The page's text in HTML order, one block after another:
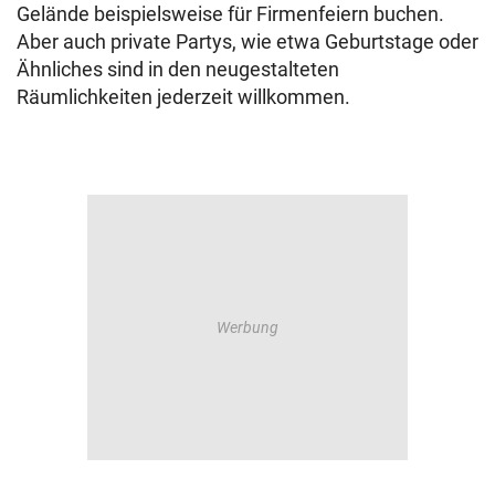
Gelände beispielsweise für Firmenfeiern buchen.
Aber auch private Partys, wie etwa Geburtstage oder
Ähnliches sind in den neugestalteten
Räumlichkeiten jederzeit willkommen.